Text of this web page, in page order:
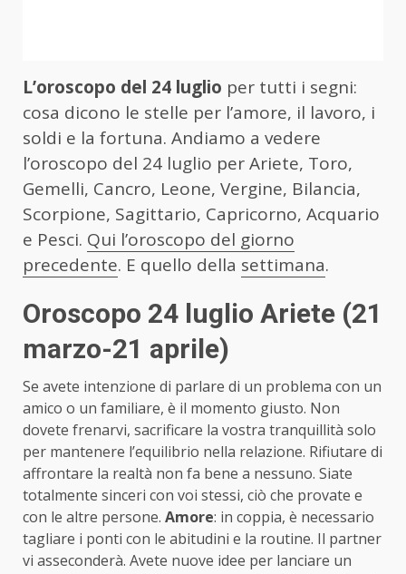
L’oroscopo del 24 luglio per tutti i segni:
cosa dicono le stelle per l’amore, il lavoro, i
soldi e la fortuna. Andiamo a vedere
l’oroscopo del 24 luglio per Ariete, Toro,
Gemelli, Cancro, Leone, Vergine, Bilancia,
Scorpione, Sagittario, Capricorno, Acquario
e Pesci. Qui l’oroscopo del giorno
precedente. E quello della settimana.
Oroscopo 24 luglio Ariete (21
marzo-21 aprile)
Se avete intenzione di parlare di un problema con un
amico o un familiare, è il momento giusto. Non
dovete frenarvi, sacrificare la vostra tranquillità solo
per mantenere l’equilibrio nella relazione. Rifiutare di
affrontare la realtà non fa bene a nessuno. Siate
totalmente sinceri con voi stessi, ciò che provate e
con le altre persone. Amore: in coppia, è necessario
tagliare i ponti con le abitudini e la routine. Il partner
vi asseconderà. Avete nuove idee per lanciare un